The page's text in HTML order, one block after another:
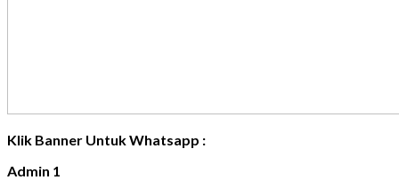
Klik Banner Untuk Whatsapp :
Admin 1